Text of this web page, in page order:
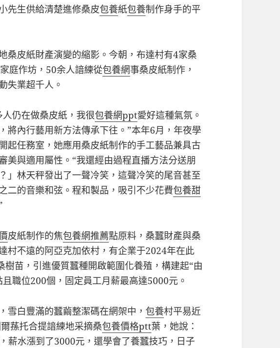
先生供給清楚進修桑皮包養紙包養制作身手的平
桑皮紙財產演變的縮影。今朝，布達村有4家桑
庭作坊，50余人諳練從包養網事桑皮紙制作，
失業超千人。
仍在做桑皮紙，我很包養網ppt愛好這種氣氛。
將內行藝用新方法傳承下往。”本年6月，年夜學
起任務室，她應用桑皮紙制作的手工藝品兼具古
美與適用屬性。“我還經由過程直播方法分送朋
」林天秤發出了一聲冷笑，這聲冷笑的尾音甚至
二的音樂和弦。程和製品，吸引不少花費包養甜
皮紙制作的焦包養網推薦點原料，桑蠶財產與桑
村不遠的阿亞克加依村，有企業于2024年在此
苗，引進優質蠶種開啟範圍化養殖，構建起“由
職位200個，固定員工月薪最高達5000元。
雪白豐滿的蠶繭整潔碼在網架中， 包養村平易近
爾蓀托合提諳練地采摘桑包養價格ptt葉，她說：
薪水漲到了3000元，還學會了養蠶技巧，日子